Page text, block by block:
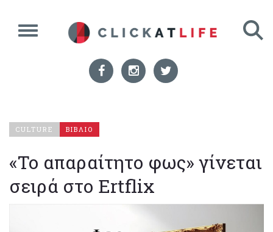
CULTURE ΒΙΒΛΙΟ
«Το απαραίτητο φως» γίνεται
σειρά στο Ertflix